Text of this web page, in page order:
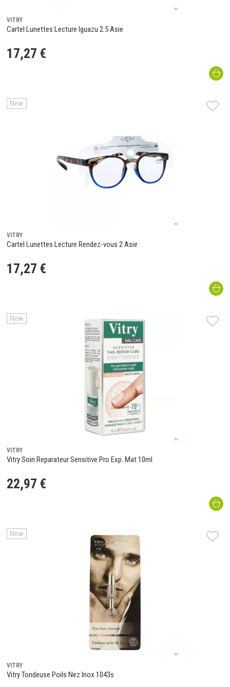
VITRY
Cartel Lunettes Lecture Iguazu 2.5 Asie
17,27 €
New
VITRY
Cartel Lunettes Lecture Rendez-vous 2 Asie
17,27 €
New
VITRY
Vitry Soin Reparateur Sensitive Pro Exp. Mat 10ml
22,97 €
New
VITRY
Vitry Tondeuse Poils Nez Inox 1043s